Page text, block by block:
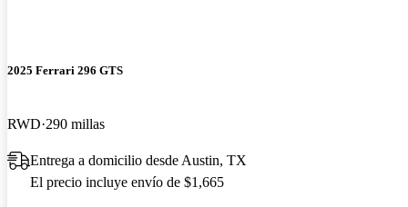
2025 Ferrari 296 GTS
RWD 290 millas
Entrega a domicilio desde Austin, TX
El precio incluye envío de $1,665